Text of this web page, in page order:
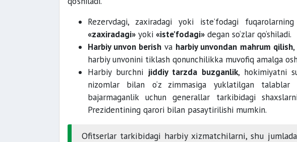
Rezervdagi, zaxiradagi yoki iste’fodagi
«zaxiradagi» yoki «iste’fodagi» degan so‘zlar qo‘shiladi.
Harbiy unvon berish va harbiy unvondan mahrum qilish,
harbiy unvonini tiklash qonunchilikka muvofiq amalga
Harbiy burchni jiddiy tarzda buzganlik, hokimiyatni
nizomlar bilan o‘z zimmasiga yuklatilgan talablar
bajarmaganlik uchun generallar tarkibidagi
Prezidentining qarori bilan pasaytirilishi mumkin.
Ofitserlar tarkibidagi harbiy xizmatchilarni, shu